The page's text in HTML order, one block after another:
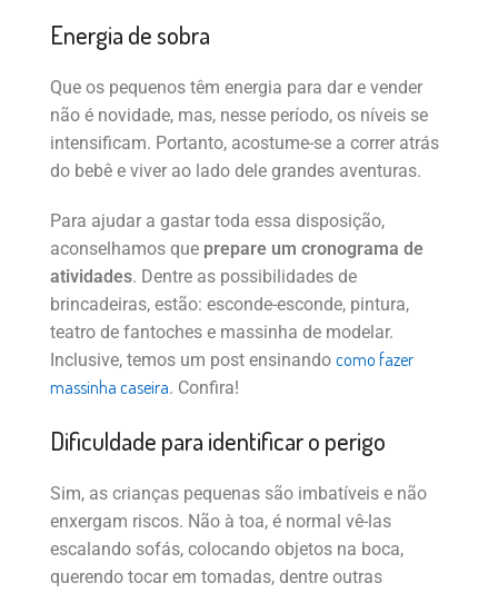
Energia de sobra
Que os pequenos têm energia para dar e vender
não é novidade, mas, nesse período, os níveis se
intensificam. Portanto, acostume-se a correr atrás
do bebê e viver ao lado dele grandes aventuras.
Para ajudar a gastar toda essa disposição,
aconselhamos que prepare um cronograma de
atividades. Dentre as possibilidades de
brincadeiras, estão: esconde-esconde, pintura,
teatro de fantoches e massinha de modelar.
Inclusive, temos um post ensinando como fazer
massinha caseira. Confira!
Dificuldade para identificar o perigo
Sim, as crianças pequenas são imbatíveis e não
enxergam riscos. Não à toa, é normal vê-las
escalando sofás, colocando objetos na boca,
querendo tocar em tomadas, dentre outras